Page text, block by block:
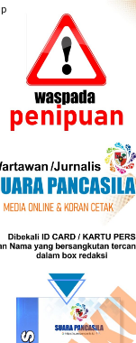
Di Era Digital